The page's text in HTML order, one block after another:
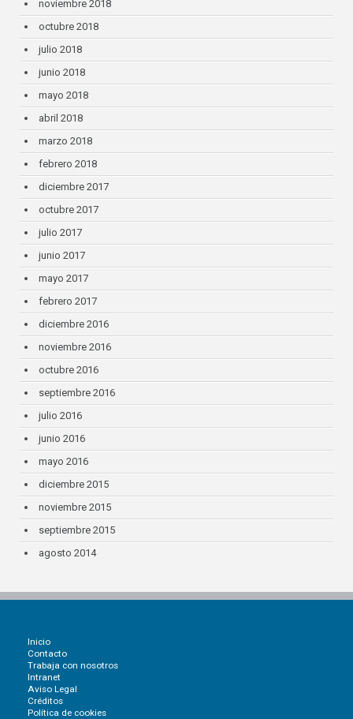
noviembre 2018
octubre 2018
julio 2018
junio 2018
mayo 2018
abril 2018
marzo 2018
febrero 2018
diciembre 2017
octubre 2017
julio 2017
junio 2017
mayo 2017
febrero 2017
diciembre 2016
noviembre 2016
octubre 2016
septiembre 2016
julio 2016
junio 2016
mayo 2016
diciembre 2015
noviembre 2015
septiembre 2015
agosto 2014
Inicio
Contacto
Trabaja con nosotros
Intranet
Aviso Legal
Créditos
Política de cookies